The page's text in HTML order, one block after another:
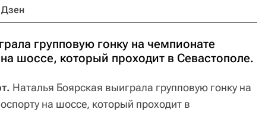
Дзен
групповую гонку на чемпионате
шоссе, который проходит в Севастополе.
Наталья Боярская выиграла групповую гонку на
на шоссе, который проходит в